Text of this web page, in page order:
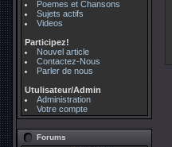
Poemes et Chansons
Sujets actifs
Videos
Participez!
Nouvel article
Contactez-Nous
Parler de nous
Utulisateur/Admin
Administration
Votre compte
Forums